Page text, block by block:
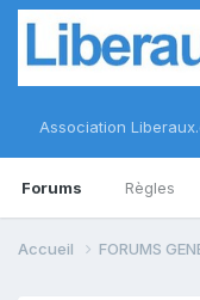
Association
Forums Règles
Accueil FORUMS